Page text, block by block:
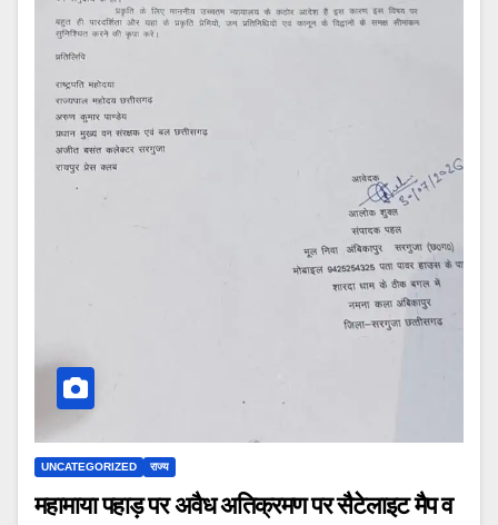
UNCATEGORIZED राज्य
महामाया पहाड़ पर अवैध अतिक्रमण पर सैटेलाइट मैप व